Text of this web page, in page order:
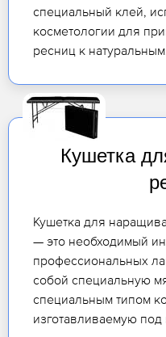
специальный клей,
косметологии для
ресниц к натуральным.
Кушетка
Кушетка для
— это необходимый
профессиональных
собой специальную
специальным типом
изготавливаемую